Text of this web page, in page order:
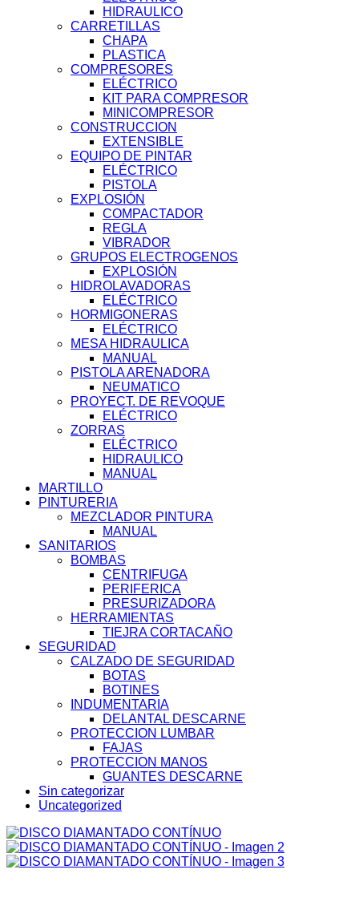
HIDRAULICO
CARRETILLAS
CHAPA
PLASTICA
COMPRESORES
ELÉCTRICO
KIT PARA COMPRESOR
MINICOMPRESOR
CONSTRUCCION
EXTENSIBLE
EQUIPO DE PINTAR
ELÉCTRICO
PISTOLA
EXPLOSIÓN
COMPACTADOR
REGLA
VIBRADOR
GRUPOS ELECTROGENOS
EXPLOSIÓN
HIDROLAVADORAS
ELÉCTRICO
HORMIGONERAS
ELÉCTRICO
MESA HIDRAULICA
MANUAL
PISTOLA ARENADORA
NEUMATICO
PROYECT. DE REVOQUE
ELÉCTRICO
ZORRAS
ELÉCTRICO
HIDRAULICO
MANUAL
MARTILLO
PINTURERIA
MEZCLADOR PINTURA
MANUAL
SANITARIOS
BOMBAS
CENTRIFUGA
PERIFERICA
PRESURIZADORA
HERRAMIENTAS
TIEJRA CORTACAÑO
SEGURIDAD
CALZADO DE SEGURIDAD
BOTAS
BOTINES
INDUMENTARIA
DELANTAL DESCARNE
PROTECCION LUMBAR
FAJAS
PROTECCION MANOS
GUANTES DESCARNE
Sin categorizar
Uncategorized